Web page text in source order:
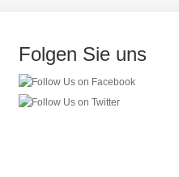
Folgen Sie uns